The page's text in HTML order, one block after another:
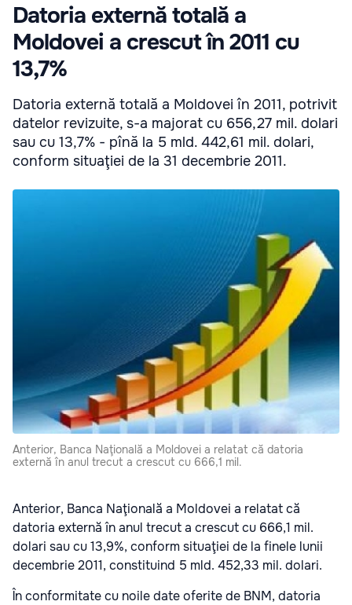
Datoria externă totală a
Moldovei a crescut în 2011 cu
13,7%
Datoria externă totală a Moldovei în 2011, potrivit
datelor revizuite, s-a majorat cu 656,27 mil. dolari
sau cu 13,7% - pînă la 5 mld. 442,61 mil. dolari,
conform situaţiei de la 31 decembrie 2011.
Anterior, Banca Naţională a Moldovei a relatat că datoria
externă în anul trecut a crescut cu 666,1 mil.
Anterior, Banca Naţională a Moldovei a relatat că
datoria externă în anul trecut a crescut cu 666,1 mil.
dolari sau cu 13,9%, conform situaţiei de la finele lunii
decembrie 2011, constituind 5 mld. 452,33 mil. dolari.
În conformitate cu noile date oferite de BNM, datoria